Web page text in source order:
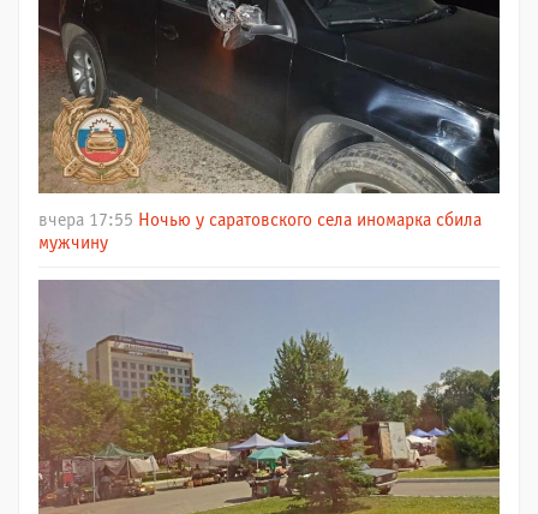
вчера 17:55 Ночью у саратовского села иномарка сбила
мужчину